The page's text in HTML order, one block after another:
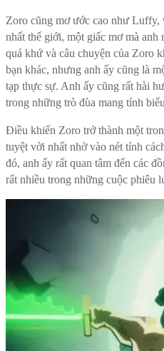
Zoro cũng mơ ước cao như Luffy,
nhất thế giới, một giấc mơ mà
quá khứ và câu chuyện của Zoro
bạn khác, nhưng anh ấy cũng là
tạp thực sự. Anh ấy cũng rất hài
trong những trò đùa mang tính
Điều khiến Zoro trở thành một
tuyệt vời nhất nhờ vào nét tính
đó, anh ấy rất quan tâm đến các
rất nhiều trong những cuộc phiêu